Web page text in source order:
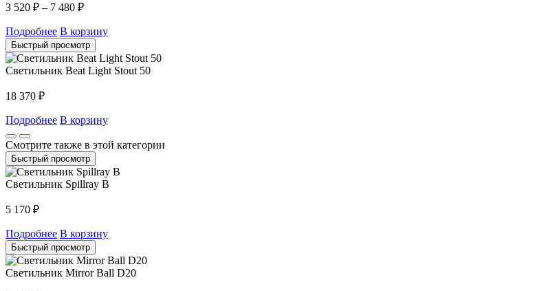
3 520 ₽ – 7 480 ₽
Подробнее В корзину
Быстрый просмотр
Светильник Beat Light Stout 50
18 370 ₽
Подробнее В корзину
Смотрите также в этой категории
Быстрый просмотр
Светильник Spillray B
5 170 ₽
Подробнее В корзину
Быстрый просмотр
Светильник Mirror Ball D20